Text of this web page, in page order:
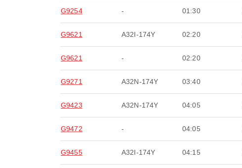
G9254 - 01:30
G9621 A32I-174Y 02:20
G9621 - 02:20
G9271 A32N-174Y 03:40
G9423 A32N-174Y 04:05
G9472 - 04:05
G9455 A32I-174Y 04:15